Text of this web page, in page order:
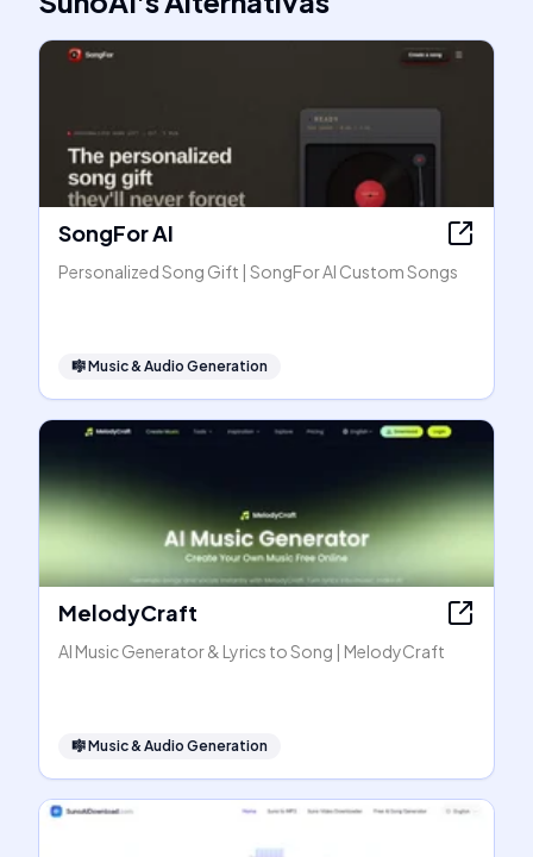
SongFor AI
Personalized Song Gift | SongFor AI Custom Songs
🎼Music & Audio Generation
MelodyCraft
AI Music Generator & Lyrics to Song | MelodyCraft
🎼Music & Audio Generation